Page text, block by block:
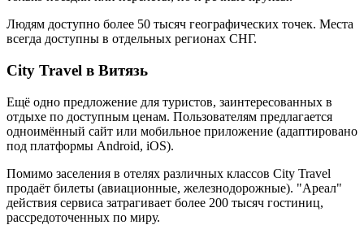
Людям доступно более 50 тысяч географических точек. Места
всегда доступны в отдельных регионах СНГ.
City Travel в Витязь
Ещё одно предложение для туристов, заинтересованных в
отдыхе по доступным ценам. Пользователям предлагается
одноимённый сайт или мобильное приложение (адаптировано
под платформы Android, iOS).
Помимо заселения в отелях различных классов City Travel
продаёт билеты (авиационные, железнодорожные). "Ареал"
действия сервиса затрагивает более 200 тысяч гостиниц,
рассредоточенных по миру.